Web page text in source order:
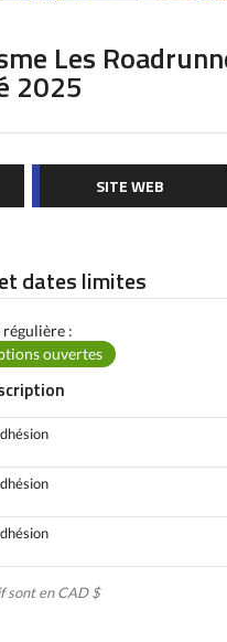
Les
2025
SITE WEB
dates limites
:
ouvertes
sont en CAD $